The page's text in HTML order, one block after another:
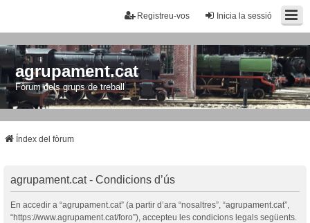
Inicia la sessió
Registreu-vos
agrupament.cat
Fòrum dels grups de treball
Índex del fòrum
agrupament.cat - Condicions d’ús
En accedir a “agrupament.cat” (a partir d’ara “nosaltres”, “agrupament.cat”,
“https://www.agrupament.cat/foro”), accepteu les condicions legals següents.